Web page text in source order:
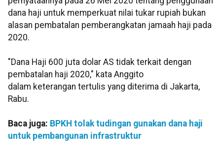
dana haji untuk memperkuat nilai tukar rupiah bukan
alasan pembatalan pemberangkatan jamaah haji pada
2020.
"Dana Haji 600 juta dolar AS tidak terkait dengan
pembatalan haji 2020," kata Anggito
dalam keterangan tertulis yang diterima di Jakarta,
Rabu.
Baca juga: BPKH tolak tudingan gunakan dana haji
untuk pembangunan infrastruktur